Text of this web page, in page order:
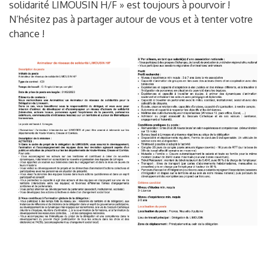
solidarité LIMOUSIN H/F » est toujours à pourvoir !
N’hésitez pas à partager autour de vous et à tenter votre
chance !